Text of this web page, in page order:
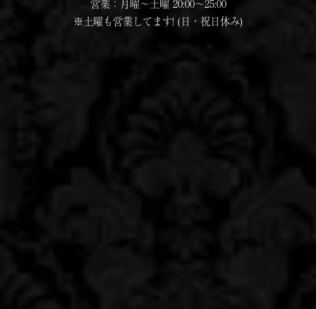
営業：月曜〜土曜 20:00〜25:00
※土曜も営業してます! (日・祝日休み)